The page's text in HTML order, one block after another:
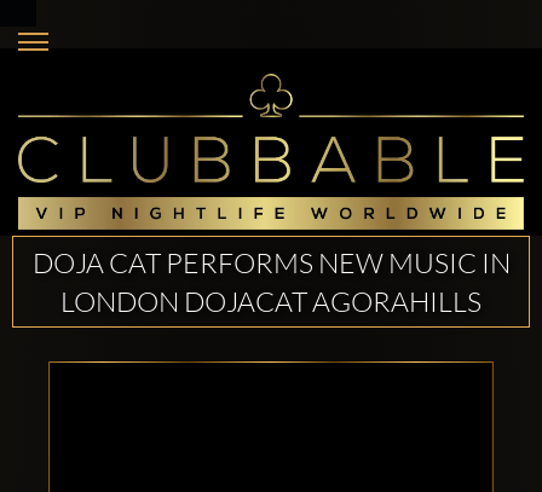
DOJA CAT PERFORMS NEW MUSIC IN
LONDON DOJACAT AGORAHILLS